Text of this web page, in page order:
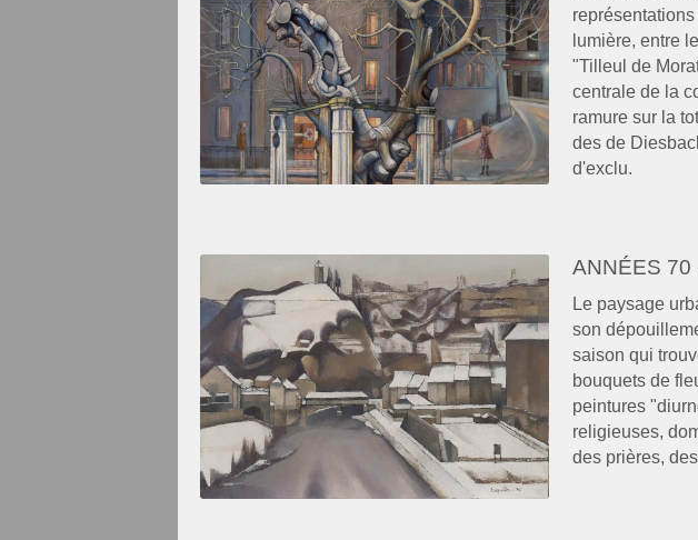
lumière, entre
"Tilleul de
centrale de la
ramure sur la
des de
d'exclu.
ANNÉES
Le paysage
son
saison qui
bouquets de
peintures
religieuses,
des prières,